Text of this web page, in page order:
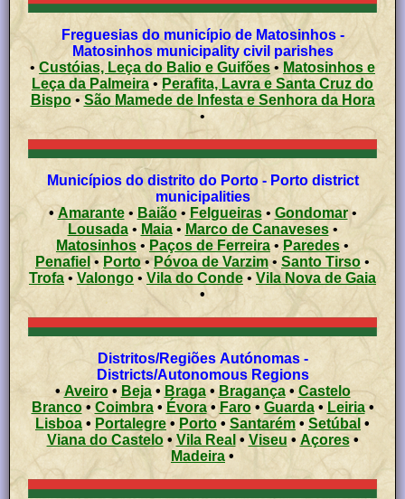
Freguesias do município de Matosinhos -
Matosinhos municipality civil parishes
•
Custóias, Leça do Balio e Guifões • Matosinhos e
Leça da Palmeira• Perafita, Lavra e Santa Cruz do
Bispo•
São Mamede de Infesta e Senhora da Hora
•
Municípios do distrito do Porto - Porto district
municipalities
• Amarante• Baião• Felgueiras• Gondomar•
Lousada• Maia• Marco de Canaveses•
Matosinhos • Paços de Ferreira•Paredes •
Penafiel • Porto• Póvoa de Varzim• Santo Tirso •
Trofa•Valongo • Vila do Conde • Vila Nova de Gaia
•
Distritos/Regiões Autónomas -
Districts/Autonomous Regions
•Aveiro• Beja• Braga•Bragança• Castelo
Branco•Coimbra• Évora• Faro• Guarda• Leiria•
Lisboa • Portalegre • Porto • Santarém• Setúbal •
Viana do Castelo• Vila Real • Viseu • Açores •
Madeira •